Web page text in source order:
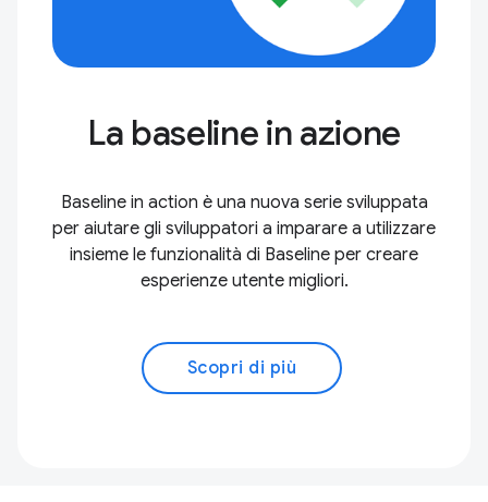
La baseline in azione
Baseline in action è una nuova serie sviluppata
per aiutare gli sviluppatori a imparare a utilizzare
insieme le funzionalità di Baseline per creare
esperienze utente migliori.
Scopri di più